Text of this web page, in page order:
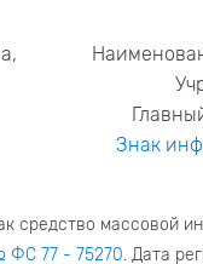
Знак
средство массовой
77 - 75270. Дата